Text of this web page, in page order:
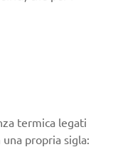
termica legati
propria sigla: